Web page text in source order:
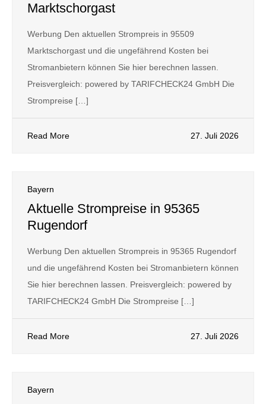
Marktschorgast
Werbung Den aktuellen Strompreis in 95509
Marktschorgast und die ungefährend Kosten bei
Stromanbietern können Sie hier berechnen lassen.
Preisvergleich: powered by TARIFCHECK24 GmbH Die
Strompreise […]
Read More 27. Juli 2026
Bayern
Aktuelle Strompreise in 95365
Rugendorf
Werbung Den aktuellen Strompreis in 95365 Rugendorf
und die ungefährend Kosten bei Stromanbietern können
Sie hier berechnen lassen. Preisvergleich: powered by
TARIFCHECK24 GmbH Die Strompreise […]
Read More 27. Juli 2026
Bayern